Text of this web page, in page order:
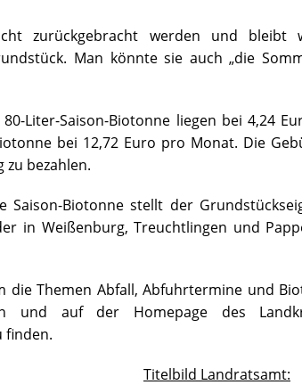
zurückgebracht werden und bleibt
Man könnte sie auch „die
Liter-Saison-Biotonne liegen bei 4,24
bei 12,72 Euro pro Monat. Die
zu bezahlen.
Saison-Biotonne stellt der
in Weißenburg, Treuchtlingen und
Themen Abfall, Abfuhrtermine und
und auf der Homepage des
finden.
Titelbild Landratsamt: